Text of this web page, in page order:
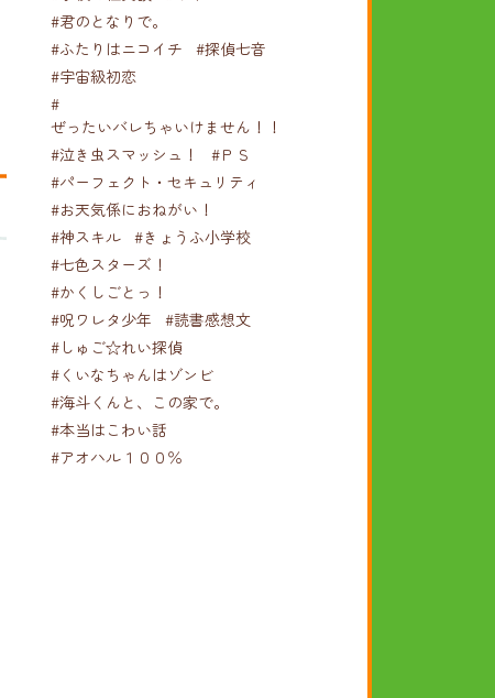
#君のとなりで。
#ふたりはニコイチ
#探偵七音
#宇宙級初恋
#
ぜったいバレちゃいけません！！！
#泣き虫スマッシュ！
#ＰＳ
#パーフェクト・セキュリティ
#お天気係におねがい！
#神スキル #きょうふ小学校
#七色スターズ！
#かくしごとっ！
#呪ワレタ少年
#読書感想文
#しゅご☆れい探偵
#くいなちゃんはゾンビ
#海斗くんと、この家で。
#本当はこわい話
#アオハル１００％